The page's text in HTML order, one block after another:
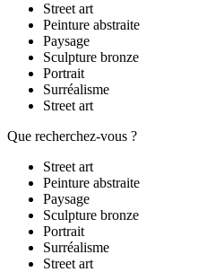
Street art
Peinture abstraite
Paysage
Sculpture bronze
Portrait
Surréalisme
Street art
Que recherchez-vous ?
Street art
Peinture abstraite
Paysage
Sculpture bronze
Portrait
Surréalisme
Street art